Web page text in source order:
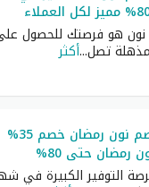
هو فرصتك للحصول
تصل...أكثر
كوبون خصم نون رمضان خصم 35%
حتى 80%
التوفير الكبيرة في